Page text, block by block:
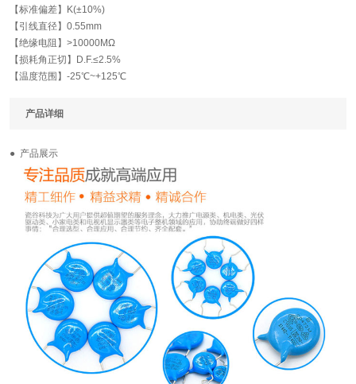
【标准偏差】
K(±10%)
【引线直径】 0.55mm
【绝缘电阻】 >10000MΩ
【损耗角正切】
D.F.≤2.5%
【温度范围】 -25℃~+125℃
产品详细
● 产品展示